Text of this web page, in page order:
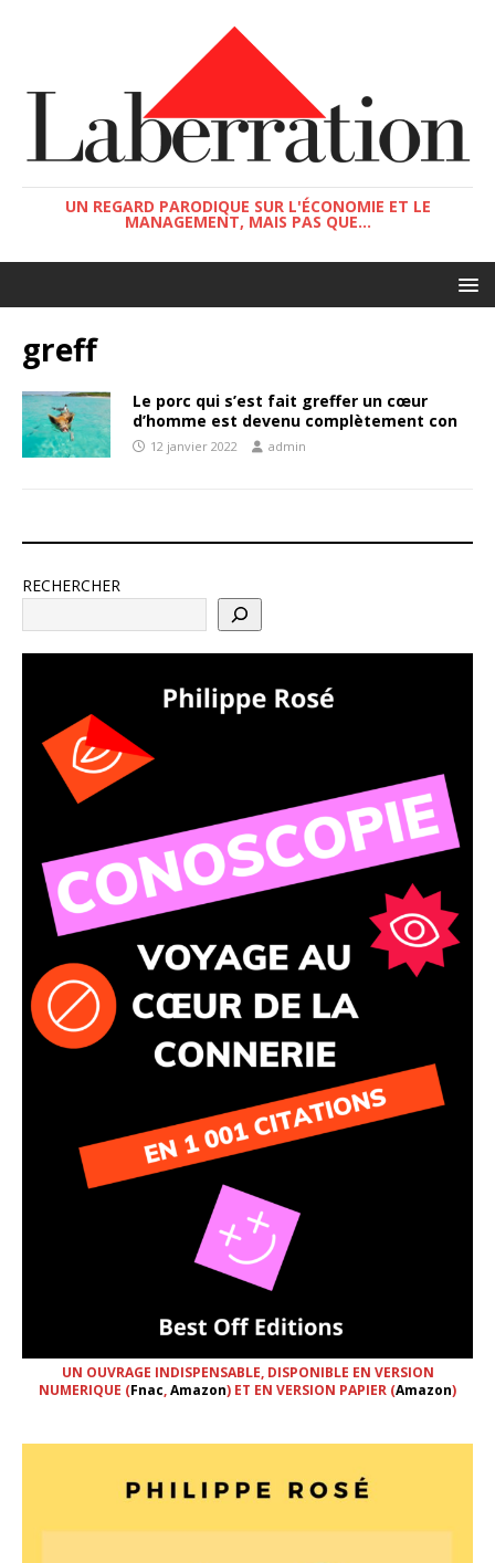
UN REGARD PARODIQUE SUR L'ÉCONOMIE ET LE
MANAGEMENT, MAIS PAS QUE...
greff
Le porc qui s’est fait greffer un cœur
d’homme est devenu complètement con
12 janvier 2022 admin
RECHERCHER
UN OUVRAGE INDISPENSABLE, DISPONIBLE EN VERSION
NUMERIQUE (Fnac,Amazon) ET EN VERSION PAPIER (Amazon)